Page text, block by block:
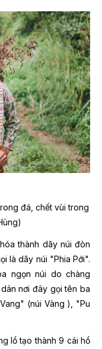
đá, chết vùi trong
thành dãy núi đòn
là dãy núi "Phia Pới".
ngọn núi do chàng
nơi đây gọi tên ba
(núi Vàng ), "Pu
lồ tạo thành 9 cái hồ